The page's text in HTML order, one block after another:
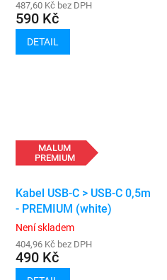
487,60 Kč bez DPH
590 Kč
DETAIL
MALUM
PREMIUM
Kabel USB-C > USB-C 0,5m
- PREMIUM (white)
Není skladem
404,96 Kč bez DPH
490 Kč